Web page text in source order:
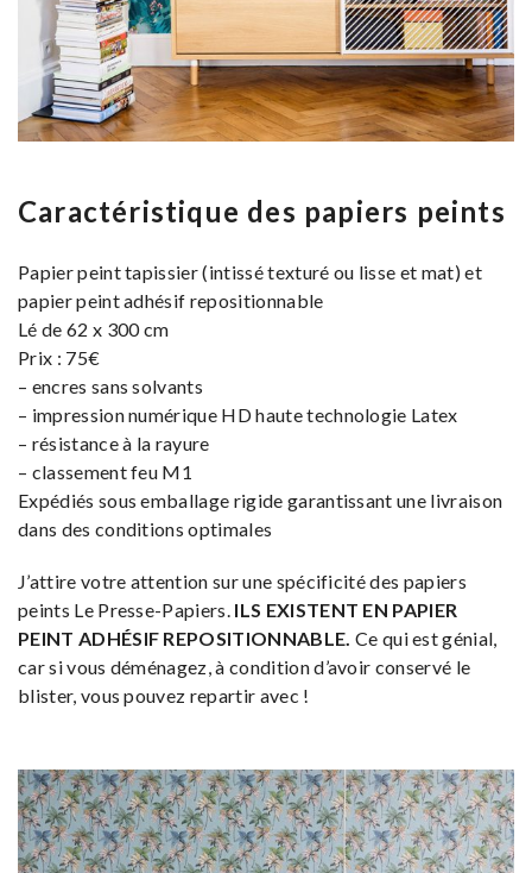
Caractéristique des papiers peints
Papier peint tapissier (intissé texturé ou lisse et mat) et
papier peint adhésif repositionnable
Lé de 62 x 300 cm
Prix : 75€
– encres sans solvants
– impression numérique HD haute technologie Latex
– résistance à la rayure
– classement feu M1
Expédiés sous emballage rigide garantissant une livraison
dans des conditions optimales
J’attire votre attention sur une spécificité des papiers
peints Le Presse-Papiers. ILS EXISTENT EN PAPIER
PEINT ADHÉSIF REPOSITIONNABLE. Ce qui est génial,
car si vous déménagez, à condition d’avoir conservé le
blister, vous pouvez repartir avec !